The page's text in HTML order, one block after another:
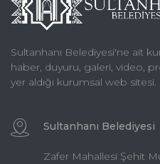
Sultanhanı Belediyesi'ne ait
haber, duyuru, galeri, video,
yer aldığı kurumsal web sitesi.
Sultanhanı Belediyesi
Zafer Mahallesi Şehit